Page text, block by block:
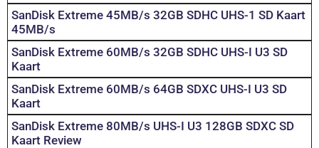
SanDisk Extreme 45MB/s 32GB SDHC UHS-1 SD Kaart
45MB/s
SanDisk Extreme 60MB/s 32GB SDHC UHS-I U3 SD
Kaart
SanDisk Extreme 60MB/s 64GB SDXC UHS-I U3 SD
Kaart
SanDisk Extreme 80MB/s UHS-I U3 128GB SDXC SD
Kaart Review